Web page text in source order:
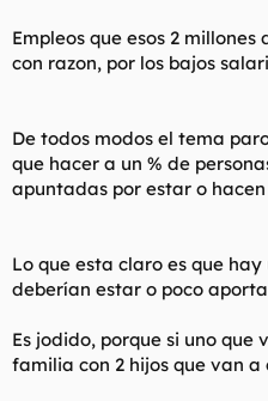
Empleos que esos 2
con razon, por los bajos
De todos modos el tema
que hacer a un % de
apuntadas por estar o hacen
Lo que esta claro es que
deberían estar o poco
Es jodido, porque si uno que
familia con 2 hijos que van a